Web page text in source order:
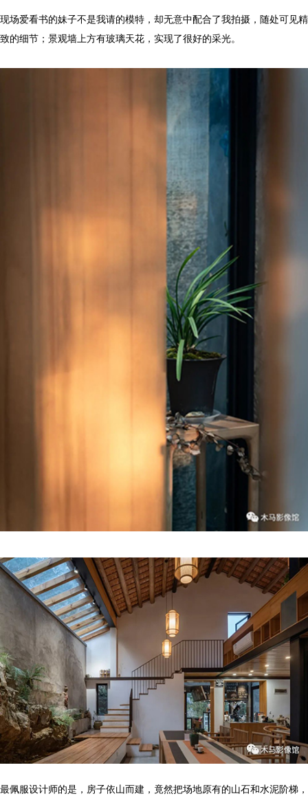
现场爱看书的妹子不是我请的模特，却无意中配合了我拍摄，随处可见精
致的细节；景观墙上方有玻璃天花，实现了很好的采光。
最佩服设计师的是，房子依山而建，竟然把场地原有的山石和水泥阶梯，